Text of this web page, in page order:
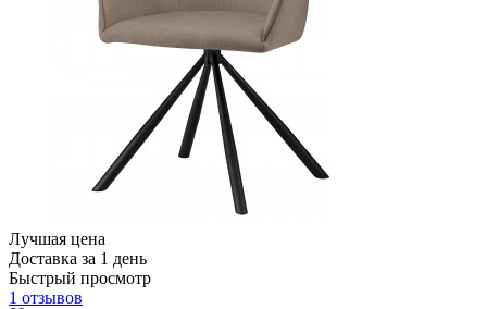
Лучшая цена
Доставка за 1 день
Быстрый просмотр
1 отзывов